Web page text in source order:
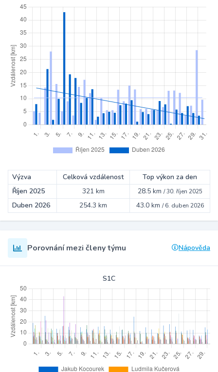
Výzva Celková vzdálenost
Top výkon za den
Říjen 2025
321 km 28.5 km /30. říjen 2025
Duben 2026 254.3 km 43.0 km /6. duben 2026
Porovnání mezi členy týmu Nápověda
S1C